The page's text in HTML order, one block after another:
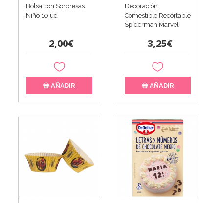
Bolsa con Sorpresas
Niño 10 ud
2,00€
AÑADIR
Decoración
Comestible Recortable
Spiderman Marvel
3,25€
AÑADIR